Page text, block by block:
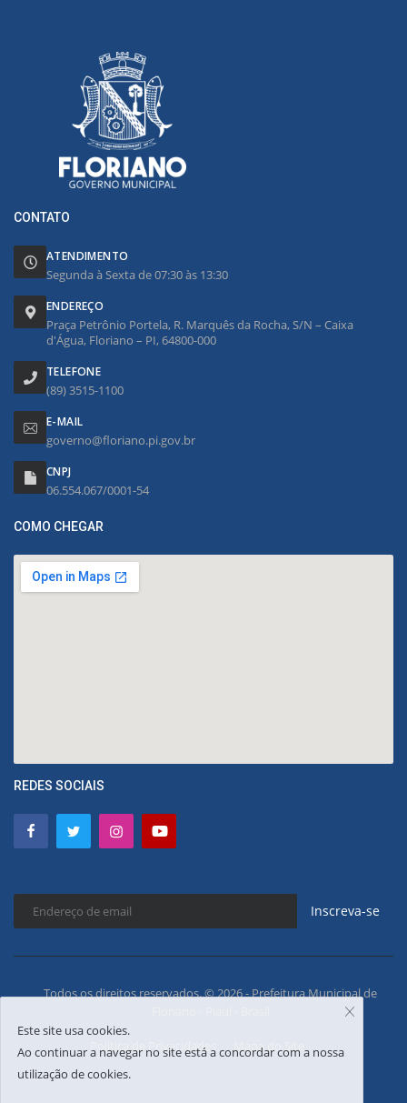
CONTATO
ATENDIMENTO
Segunda à Sexta de 07:30 às 13:30
ENDEREÇO
Praça Petrônio Portela, R. Marquês da Rocha, S/N – Caixa
d'Água, Floriano – PI, 64800-000
TELEFONE
(89) 3515-1100
E-MAIL
governo@floriano.pi.gov.br
CNPJ
06.554.067/0001-54
COMO CHEGAR
REDES SOCIAIS
Inscreva-se
Todos os direitos reservados. © 2026 - Prefeitura Municipal de
Política de Privacidades Mapa do Site
Este site usa cookies.
Ao continuar a navegar no site está a concordar com a nossa
utilização de cookies.